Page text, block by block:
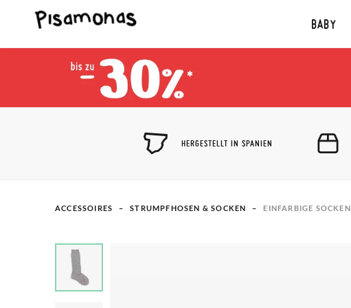
BABY
HERGESTELLT IN SPANIEN
ACCESSOIRES STRUMPFHOSEN & SOCKEN EINFARBIGE SOCKEN